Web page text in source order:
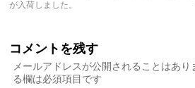
が入荷しました。
コメントを残す
メールアドレスが公開されることはあり
る欄は必須項目です